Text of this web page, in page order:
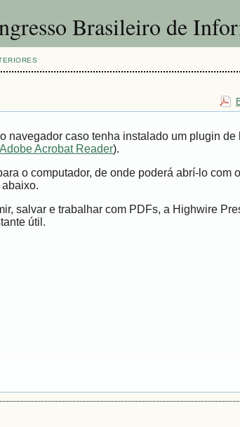
Brasileiro de
navegador caso tenha instalado um plugin de
Adobe Acrobat Reader).
o computador, de onde poderá abrí-lo com
salvar e trabalhar com PDFs, a Highwire
útil.